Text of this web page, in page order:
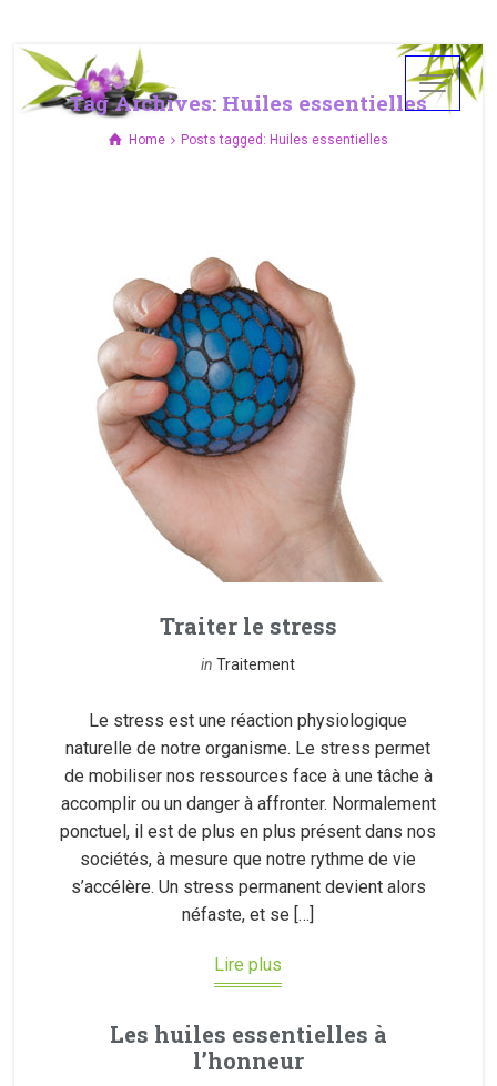
Tag Archives: Huiles essentielles
Home Posts tagged: Huiles essentielles
Traiter le stress
inTraitement
Le stress est une réaction physiologique
naturelle de notre organisme. Le stress permet
de mobiliser nos ressources face à une tâche à
accomplir ou un danger à affronter. Normalement
ponctuel, il est de plus en plus présent dans nos
sociétés, à mesure que notre rythme de vie
s’accélère. Un stress permanent devient alors
néfaste, et se […]
Lire plus
Les huiles essentielles à
l’honneur